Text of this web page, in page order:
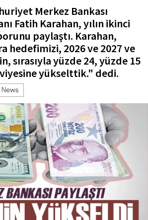
Merkez Bankası
Fatih Karahan, yılın ikinci
paylaştı. Karahan,
hedefimizi, 2026 ve 2027 ve
sırasıyla yüzde 24, yüzde 15
yükselttik." dedi.